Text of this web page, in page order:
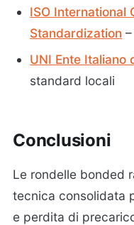
ISO International
Standardization
UNI Ente Italiano
standard locali
Conclusioni
Le rondelle bonded
tecnica consolidata
e perdita di